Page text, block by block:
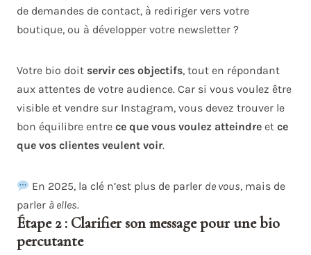
de demandes de contact, à rediriger vers votre
boutique, ou à développer votre newsletter ?
Votre bio doit servir ces objectifs, tout en répondant
aux attentes de votre audience. Car si vous voulez être
visible et vendre sur Instagram, vous devez trouver le
bon équilibre entre ce que vous voulez atteindre et ce
que vos clientes veulent voir.
En 2025, la clé n’est plus de parler de vous, mais de
parler à elles.
Étape 2 : Clarifier son message pour une bio
percutante